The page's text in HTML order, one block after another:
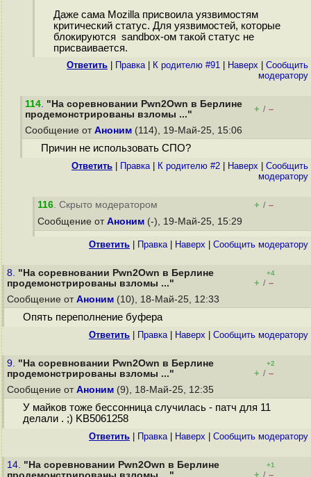
Даже сама Mozilla присвоила уязвимостям
критический статус. Для уязвимостей, которые
блокируются sandbox-ом такой статус не
присваивается.
Ответить Правка| К родителю #91 Наверх
Cообщить
модератору
114. "На соревновании Pwn2Own в Берлине
продемонстрированы взломы ..."
+ / –
Сообщение от Аноним (114), 19-Май-25, 15:06
Причин не использовать СПО?
Ответить Правка| К родителю #2 Наверх
Cообщить
модератору
116. Скрыто модератором + / –
Сообщение от Аноним (-), 19-Май-25, 15:29
Ответить Правка| Наверх Cообщить модератору
8. "На соревновании Pwn2Own в Берлине
продемонстрированы взломы ..."
+4
+ / –
Сообщение от Аноним (10), 18-Май-25, 12:33
Опять переполнение буфера
Ответить Правка| Наверх Cообщить модератору
9. "На соревновании Pwn2Own в Берлине
продемонстрированы взломы ..."
+2
+ / –
Сообщение от Аноним (9), 18-Май-25, 12:35
У майков тоже бессонница случилась - патч для 11
делали . ;) KB5061258
Ответить Правка| Наверх Cообщить модератору
14. "На соревновании Pwn2Own в Берлине
+1
+ / –